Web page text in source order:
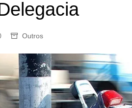
Outros